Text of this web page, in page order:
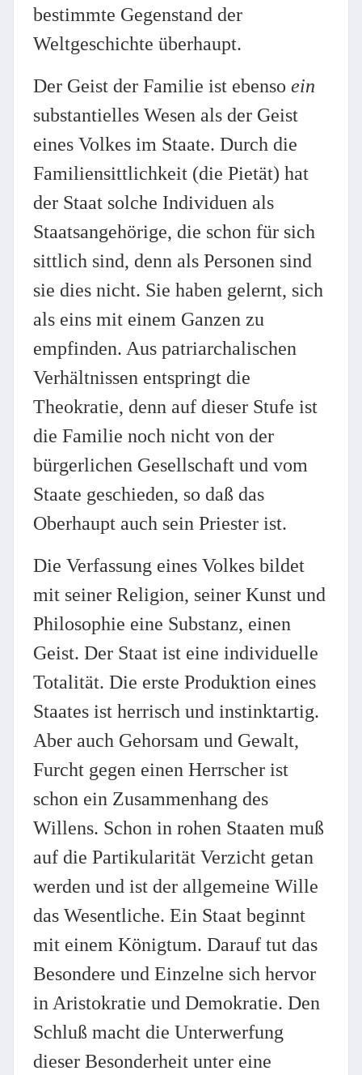
bestimmte Gegenstand der
Weltgeschichte überhaupt.
Der Geist der Familie ist ebenso ein
substantielles Wesen als der Geist
eines Volkes im Staate. Durch die
Familiensittlichkeit (die Pietät) hat
der Staat solche Individuen als
Staatsangehörige, die schon für sich
sittlich sind, denn als Personen sind
sie dies nicht. Sie haben gelernt, sich
als eins mit einem Ganzen zu
empfinden. Aus patriarchalischen
Verhältnissen entspringt die
Theokratie, denn auf dieser Stufe ist
die Familie noch nicht von der
bürgerlichen Gesellschaft und vom
Staate geschieden, so daß das
Oberhaupt auch sein Priester ist.
Die Verfassung eines Volkes bildet
mit seiner Religion, seiner Kunst und
Philosophie eine Substanz, einen
Geist. Der Staat ist eine individuelle
Totalität. Die erste Produktion eines
Staates ist herrisch und instinktartig.
Aber auch Gehorsam und Gewalt,
Furcht gegen einen Herrscher ist
schon ein Zusammenhang des
Willens. Schon in rohen Staaten muß
auf die Partikularität Verzicht getan
werden und ist der allgemeine Wille
das Wesentliche. Ein Staat beginnt
mit einem Königtum. Darauf tut das
Besondere und Einzelne sich hervor
in Aristokratie und Demokratie. Den
Schluß macht die Unterwerfung
dieser Besonderheit unter eine